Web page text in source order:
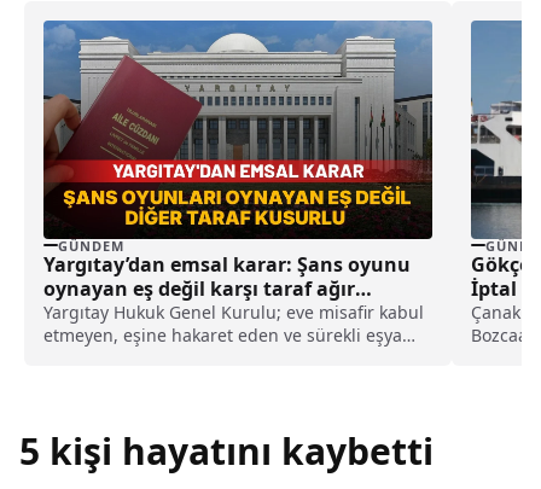
GÜNDEM
Yargıtay’dan emsal karar: Şans oyunu
oynayan eş değil karşı taraf ağır
kusurlu sayıldı
Yargıtay Hukuk Genel Kurulu; eve misafir kabul
etmeyen, eşine hakaret eden ve sürekli eşya
İptal
5 kişi hayatını kaybetti